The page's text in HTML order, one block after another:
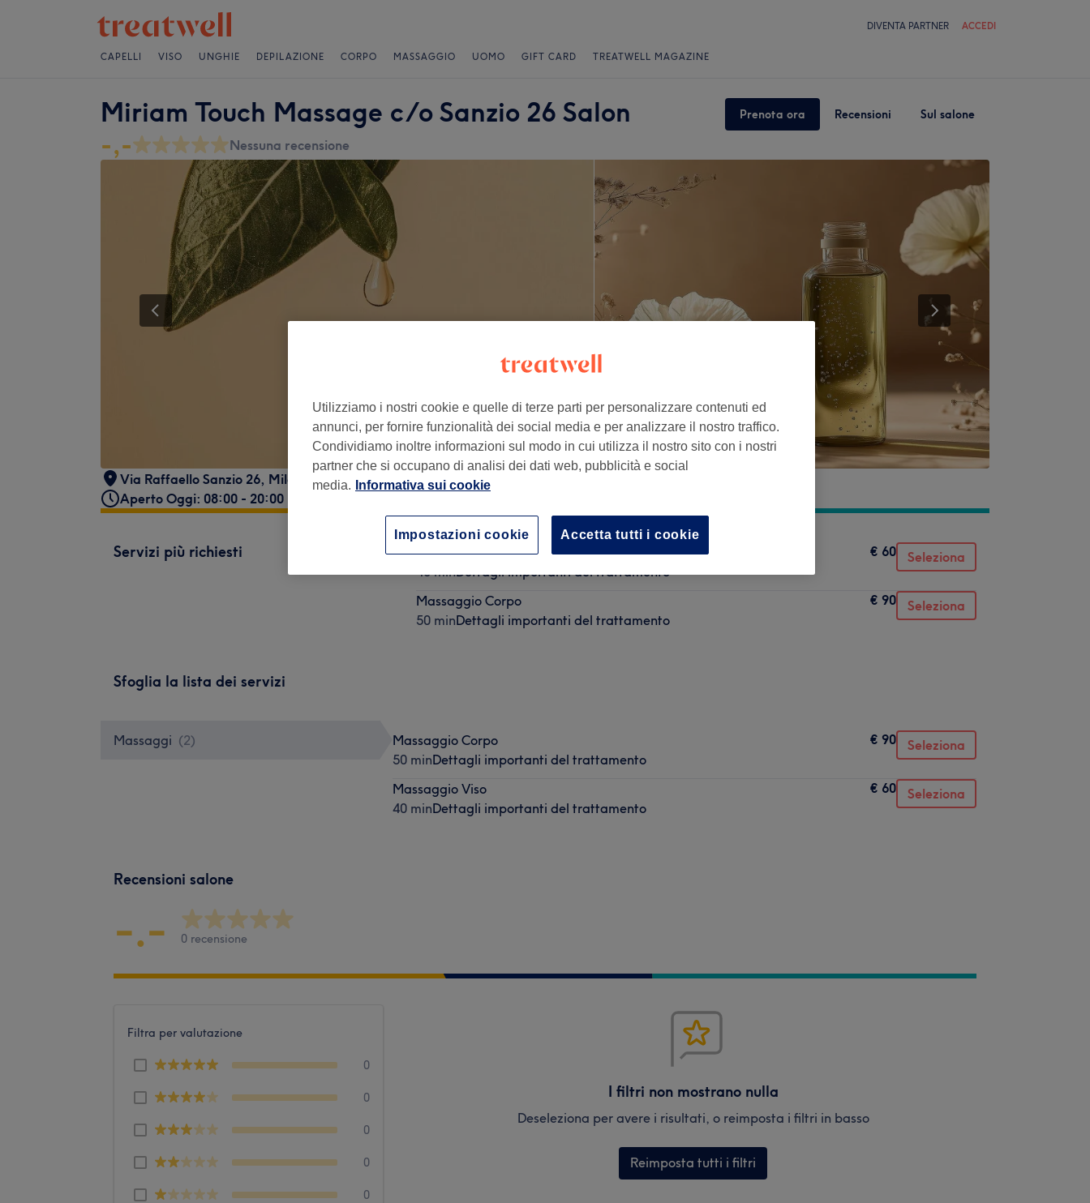
DIVENTA PARTNER ACCEDI
CAPELLI VISO UNGHIE DEPILAZIONE CORPO MASSAGGIO UOMO GIFT CARD TREATWELL MAGAZINE
Miriam Touch Massage c/o Sanzio 26 Salon Prenota ora Recensioni Sul salone
-,- Nessuna recensione
Via Raffaello Sanzio 26, Milano , 20149
Aperto Oggi: 08:00 - 20:00
Servizi più richiesti
Massaggio Viso
40 minDettagli importanti del trattamento
€ 60 Seleziona
Massaggio Corpo
50 minDettagli importanti del trattamento
€ 90 Seleziona
Sfoglia la lista dei servizi
Massaggi (2)
Massaggio Corpo
50 minDettagli importanti del trattamento
€ 90 Seleziona
Massaggio Viso
40 minDettagli importanti del trattamento
€ 60 Seleziona
Recensioni salone
-.- 0 recensione
Filtra per valutazione
0
0
0
0
0
I filtri non mostrano nulla
Deseleziona per avere i risultati, o reimposta i filtri in basso
Reimposta tutti i filtri
Utilizziamo i nostri cookie e quelle di terze parti per personalizzare contenuti ed
annunci, per fornire funzionalità dei social media e per analizzare il nostro traffico.
Condividiamo inoltre informazioni sul modo in cui utilizza il nostro sito con i nostri
partner che si occupano di analisi dei dati web, pubblicità e social
media.
Informativa sui cookie
Accetta tutti i cookie
Impostazioni cookie